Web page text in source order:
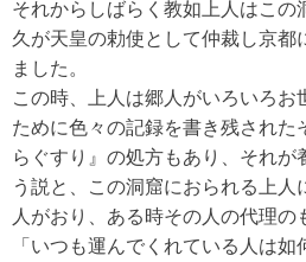
それからしばらく教如上人はこの
久が天皇の勅使として仲裁し京都
ました。
この時、上人は郷人がいろいろお
ために色々の記録を書き残された
らぐすり』の処方もあり、それが
う説と、この洞窟におられる上人
人がおり、ある時その人の代理の
「いつも運んでくれている人は